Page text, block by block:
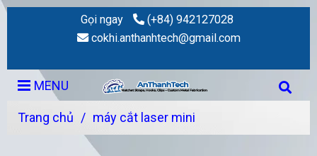
Gọi ngay
(+84) 942127028
cokhi.anthanhtech@gmail.com
MENU
Trang chủ / máy cắt laser mini